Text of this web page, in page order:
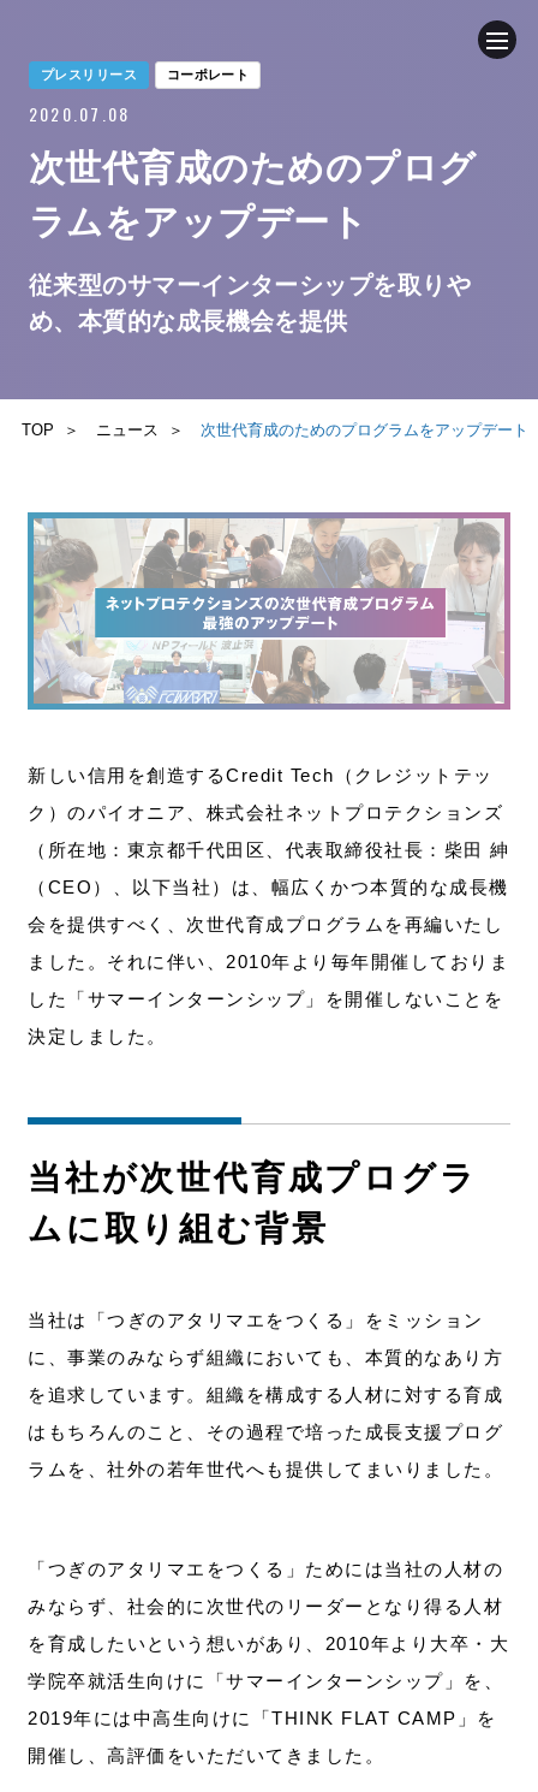
企業情報
ニュース
採用情報
IR（投資家情報）
お問い合わせ
プレスリリース コーポレート
2020.07.08
次世代育成のためのプログ
ラムをアップデート
従来型のサマーインターシップを取りや
め、本質的な成長機会を提供
TOP ニュース 次世代育成のためのプログラムをアップデート
新しい信用を創造するCredit Tech（クレジットテッ
ク）のパイオニア、株式会社ネットプロテクションズ
（所在地：東京都千代田区、代表取締役社長：柴田 紳
（CEO）、以下当社）は、幅広くかつ本質的な成長機
会を提供すべく、次世代育成プログラムを再編いたし
ました。それに伴い、2010年より毎年開催しておりま
した「サマーインターンシップ」を開催しないことを
決定しました。
当社が次世代育成プログラ
ムに取り組む背景
当社は「つぎのアタリマエをつくる」をミッション
に、事業のみならず組織においても、本質的なあり方
を追求しています。組織を構成する人材に対する育成
はもちろんのこと、その過程で培った成長支援プログ
ラムを、社外の若年世代へも提供してまいりました。
「つぎのアタリマエをつくる」ためには当社の人材の
みならず、社会的に次世代のリーダーとなり得る人材
を育成したいという想いがあり、2010年より大卒・大
学院卒就活生向けに「サマーインターンシップ」を、
2019年には中高生向けに「THINK FLAT CAMP」を
開催し、高評価をいただいてきました。